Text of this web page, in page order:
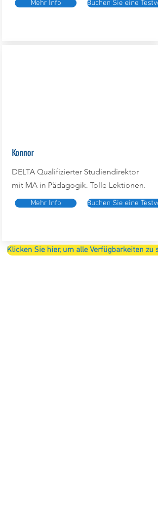
Mehr Info Buchen Sie eine
Konnor
DELTA Qualifizierter Studiendirektor
mit MA in Pädagogik. Tolle Lektionen.
Mehr Info Buchen Sie eine
Klicken Sie hier, um alle Verfügbarkeiten zu